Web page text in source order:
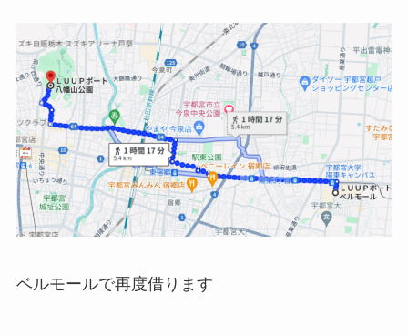
ベルモールで再度借ります